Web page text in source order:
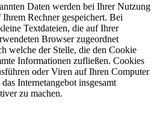
Daten werden bei Ihrer Nutzung
Rechner gespeichert. Bei
Textdateien, die auf Ihrer
Browser zugeordnet
welche der Stelle, die den Cookie
Informationen zufließen. Cookies
oder Viren auf Ihren Computer
Internetangebot insgesamt
zu machen.